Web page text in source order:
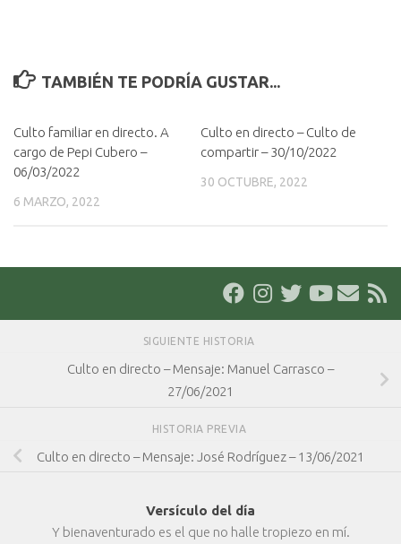
TAMBIÉN TE PODRÍA GUSTAR...
Culto familiar en directo. A
cargo de Pepi Cubero –
06/03/2022
6 MARZO, 2022
Culto en directo – Culto de
compartir – 30/10/2022
30 OCTUBRE, 2022
SIGUIENTE HISTORIA
Culto en directo – Mensaje: Manuel Carrasco –
27/06/2021
HISTORIA PREVIA
Culto en directo – Mensaje: José Rodríguez – 13/06/2021
Versículo del día
Y bienaventurado es el que no halle tropiezo en mí.